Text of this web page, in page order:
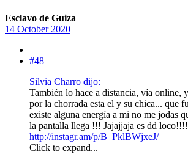
Esclavo de Guiza
14 October 2020
#48
Silvia Charro dijo:
También lo hace a distancia, vía online,
por la chorrada esta el y su chica... que
existe alguna energía a mi no me jodas
la pantalla llega !!! Jajajjaja es dd loco!!!!
http://instagr.am/p/B_PklBWjxeJ/
Click to expand...